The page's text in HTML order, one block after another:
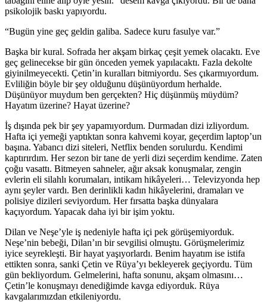
psikolojik baskı yapıyordu.
“Bugün yine geç geldin galiba. Sadece kuru fasulye var.”
Başka bir kural. Sofrada her akşam birkaç çeşit yemek olacaktı. Eve
geç gelinecekse bir gün önceden yemek yapılacaktı. Fazla dekolte
giyinilmeyecekti. Çetin’in kuralları bitmiyordu. Ses çıkarmıyordum.
Evliliğin böyle bir şey olduğunu düşünüyordum herhalde.
Düşünüyor muydum ben gerçekten? Hiç düşünmüş müydüm?
Hayatım üzerine? Hayat üzerine?
İş dışında pek bir şey yapamıyordum. Durmadan dizi izliyordum.
Hafta içi yemeği yaptıktan sonra kahvemi koyar, geçerdim laptop’un
başına. Yabancı dizi siteleri, Netflix benden sorulurdu. Kendimi
kaptırırdım. Her sezon bir tane de yerli dizi seçerdim kendime. Zaten
çoğu vasattı. Bitmeyen sahneler, ağır aksak konuşmalar, zengin
evlerin eli silahlı korumaları, intikam hikâyeleri… Televizyonda hep
aynı şeyler vardı. Ben derinlikli kadın hikâyelerini, dramaları ve
polisiye dizileri seviyordum. Her fırsatta başka dünyalara
kaçıyordum. Yapacak daha iyi bir işim yoktu.
Dilan ve Neşe’yle iş nedeniyle hafta içi pek görüşemiyorduk.
Neşe’nin bebeği, Dilan’ın bir sevgilisi olmuştu. Görüşmelerimiz
iyice seyrekleşti. Bir hayat yaşıyorlardı. Benim hayatım ise istifa
ettikten sonra, sanki Çetin ve Rüya’yı bekleyerek geçiyordu. Tüm
gün bekliyordum. Gelmelerini, hafta sonunu, akşam olmasını…
Çetin’le konuşmayı denediğimde kavga ediyorduk. Rüya
kavgalarımızdan etkileniyordu.